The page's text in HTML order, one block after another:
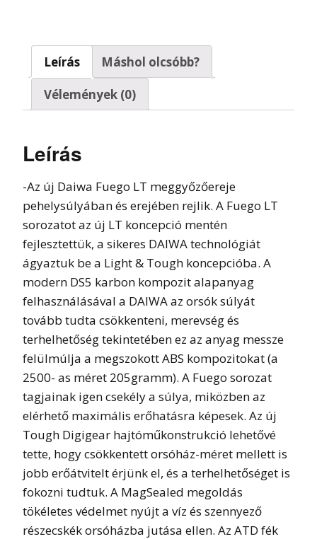
Leírás
Máshol olcsóbb?
Vélemények (0)
Leírás
-Az új Daiwa Fuego LT meggyőzőereje
pehelysúlyában és erejében rejlik. A Fuego LT
sorozatot az új LT koncepció mentén
fejlesztettük, a sikeres DAIWA technológiát
ágyaztuk be a Light & Tough koncepcióba. A
modern DS5 karbon kompozit alapanyag
felhasználásával a DAIWA az orsók súlyát
tovább tudta csökkenteni, merevség és
terhelhetőség tekintetében ez az anyag messze
felülmúlja a megszokott ABS kompozitokat (a
2500- as méret 205gramm). A Fuego sorozat
tagjainak igen csekély a súlya, miközben az
elérhető maximális erőhatásra képesek. Az új
Tough Digigear hajtóműkonstrukció lehetővé
tette, hogy csökkentett orsóház-méret mellett is
jobb erőátvitelt érjünk el, és a terhelhetőséget is
fokozni tudtuk. A MagSealed megoldás
tökéletes védelmet nyújt a víz és szennyező
részecskék orsóházba jutása ellen. Az ATD fék